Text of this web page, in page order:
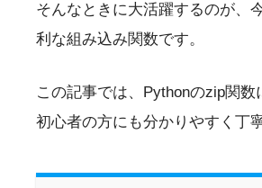
そんなときに大活躍するのが、
利な組み込み関数です。
この記事では、Pythonのzip関
初心者の方にも分かりやすく丁